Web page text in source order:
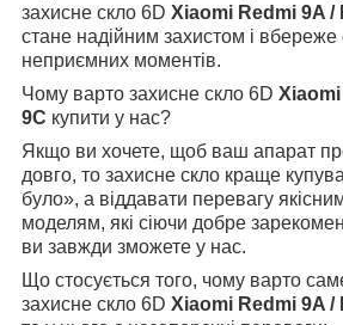
захисне скло 6D Xiaomi Redmi 9A /
стане надійним захистом і
неприємних моментів.
Чому варто захисне скло 6D
9C купити у нас?
Якщо ви хочете, щоб ваш апарат
довго, то захисне скло краще
було», а віддавати перевагу
моделям, які сіючи добре
ви завжди зможете у нас.
Що стосується того, чому варто
захисне скло 6D Xiaomi Redmi 9A /